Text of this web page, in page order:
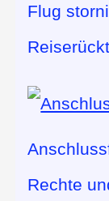
Flug
Rechte